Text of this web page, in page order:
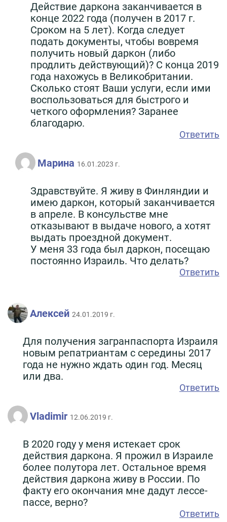
Действие даркона заканчивается в
конце 2022 года (получен в 2017 г.
Сроком на 5 лет). Когда следует
подать документы, чтобы вовремя
получить новый даркон (либо
продлить действующий)? С конца 2019
года нахожусь в Великобритании.
Сколько стоят Ваши услуги, если ими
воспользоваться для быстрого и
четкого оформления? Заранее
благодарю.
Ответить
Марина 16.01.2023 г.
Здравствуйте. Я живу в Финляндии и
имею даркон, который заканчивается
в апреле. В консульстве мне
отказывают в выдаче нового, а хотят
выдать проездной документ.
У меня 33 года был даркон, посещаю
постоянно Израиль. Что делать?
Ответить
Алексей 24.01.2019 г.
Для получения загранпаспорта Израиля
новым репатриантам с середины 2017
года не нужно ждать один год. Месяц
или два.
Ответить
Vladimir 12.06.2019 г.
В 2020 году у меня истекает срок
действия даркона. Я прожил в Израиле
более полутора лет. Остальное время
действия даркона живу в России. По
факту его окончания мне дадут лессе-
пассе, верно?
Ответить